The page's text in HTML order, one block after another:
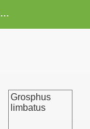
Zucht von Skorpionen und Spinnen
Grosphus
limbatus